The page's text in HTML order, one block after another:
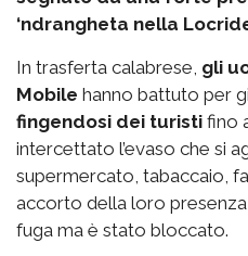
‘ndrangheta nella
In trasferta calabrese, gli
Mobile hanno battuto per
fingendosi dei turisti fino
intercettato l’evaso che si
supermercato, tabaccaio,
accorto della loro
fuga ma è stato bloccato.